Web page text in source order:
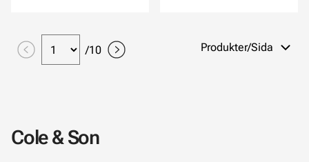
/10 Produkter/Sida
Cole & Son